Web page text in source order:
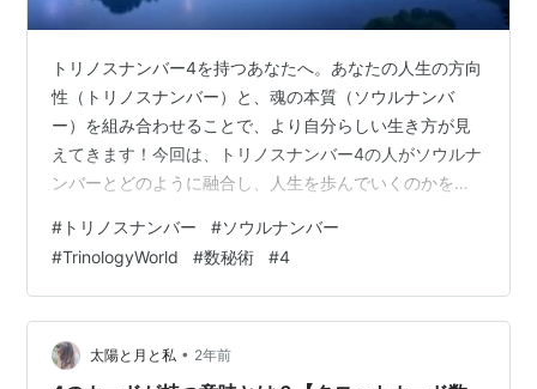
トリノスナンバー4を持つあなたへ。あなたの人生の方向
性（トリノスナンバー）と、魂の本質（ソウルナンバ
ー）を組み合わせることで、より自分らしい生き方が見
えてきます！今回は、トリノスナンバー4の人がソウルナ
ンバーとどのように融合し、人生を歩んでいくのかを詳
ナンバーの影響 🔹 トリノスナンバー4（ライフパスナン
バー4） → 堅実で実直、努力家で計画的に物事を進め
る。安定と基盤を大切にし、コツコツと成果を積み重ね
る。 🔹 ソウルナンバー → あなたの内なる価値観や本質
的な願望を示す。 💡 トリノスナンバー4の特性をより深
く理解し、ソウルナンバー…
# トリノスナンバー #ソウルナンバー
#TrinologyWorld #数秘術 #4
太陽と月と私 • 2年前